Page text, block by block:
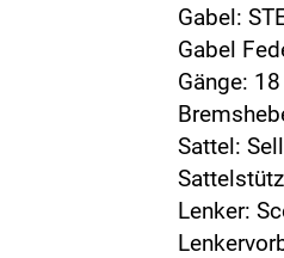
Gabel:
Gabel
Gänge: 18
Sattel:
Lenker: